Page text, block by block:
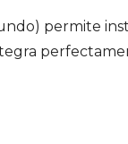
permite